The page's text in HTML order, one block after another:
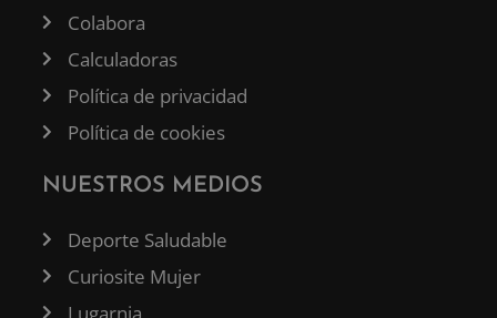
Colabora
Calculadoras
Política de privacidad
Política de cookies
NUESTROS MEDIOS
Deporte Saludable
Curiosite Mujer
Lugarnia